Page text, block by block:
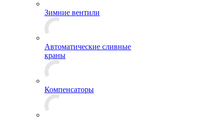
Зимние вентили
Автоматические сливные
краны
Компенсаторы